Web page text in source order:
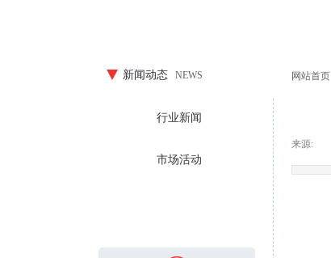
新闻动态 NEWS 网站首页
来源:
行业新闻
市场活动